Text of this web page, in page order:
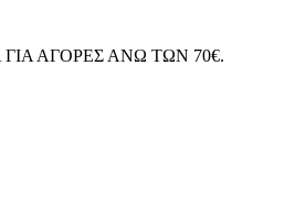
ΑΓΟΡΕΣ ΑΝΩ ΤΩΝ 70€.